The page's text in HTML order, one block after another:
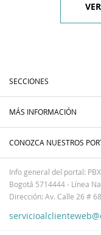
SECCIONES
MÁS INFORMACIÓN
CONOZCA NUESTROS
Info general del portal:
Bogotá 5714444 - Línea
Dirección: Av. Calle 26 #